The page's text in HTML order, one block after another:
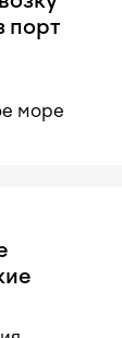
порт
море